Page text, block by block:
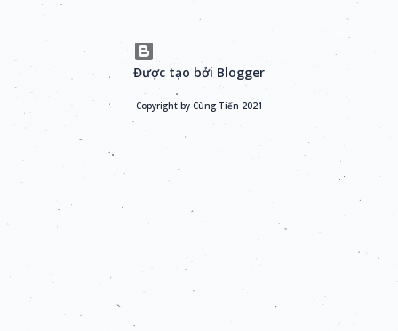
Được tạo bởi Blogger
Copyright by Cùng Tiến 2021